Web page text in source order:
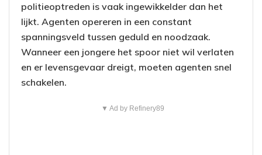
politieoptreden is vaak ingewikkelder dan het
lijkt. Agenten opereren in een constant
spanningsveld tussen geduld en noodzaak.
Wanneer een jongere het spoor niet wil verlaten
en er levensgevaar dreigt, moeten agenten snel
schakelen.
▼ Ad by Refinery89